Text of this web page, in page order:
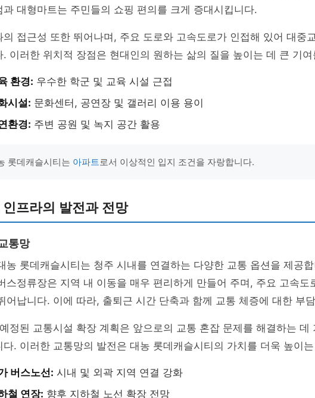
과 대형마트는 주민들의 쇼핑 편의를 크게 증대시킵니다.
의 접근성 또한 뛰어나며, 주요 도로와 고속도로가 인접해 있어 대중
. 이러한 위치적 장점은 현대인의 원하는 삶의 질을 높이는 데 큰 기
환경: 우수한 학군 및 교육 시설 근접
시설: 문화센터, 공연장 및 갤러리 이용 용이
환경: 주변 공원 및 녹지 공간 활용
롯데캐슬시티는 아파트로서 이상적인 입지 조건을 자랑합니다.
인프라의 발전과 전망
통망
농 롯데캐슬시티는 청주 시내를 연결하는 다양한 교통 옵션을 제공
스정류장은 지역 내 이동을 매우 편리하게 만들어 주며, 주요 고속도
어납니다. 이에 따라, 출퇴근 시간 단축과 함께 교통 체증에 대한 부
정된 교통시설 확장 계획은 앞으로의 교통 혼잡 문제를 해결하는 데
다. 이러한 교통망의 발전은 대농 롯데캐슬시티의 가치를 더욱 높이
버스노선: 시내 및 외곽 지역 연결 강화
철 연장: 향후 지하철 노선 확장 전망